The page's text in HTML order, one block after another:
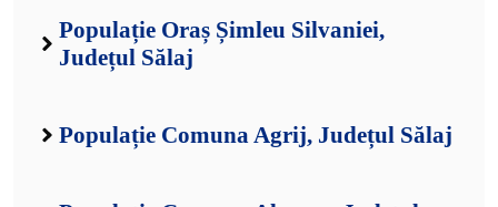
Populație Oraș Șimleu Silvaniei,
Județul Sălaj
Populație Comuna Agrij, Județul Sălaj